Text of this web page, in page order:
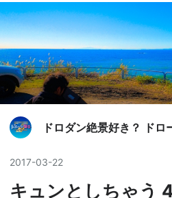
ドロダン絶景好き？ ドロ
2017-03-22
キュンとしちゃう